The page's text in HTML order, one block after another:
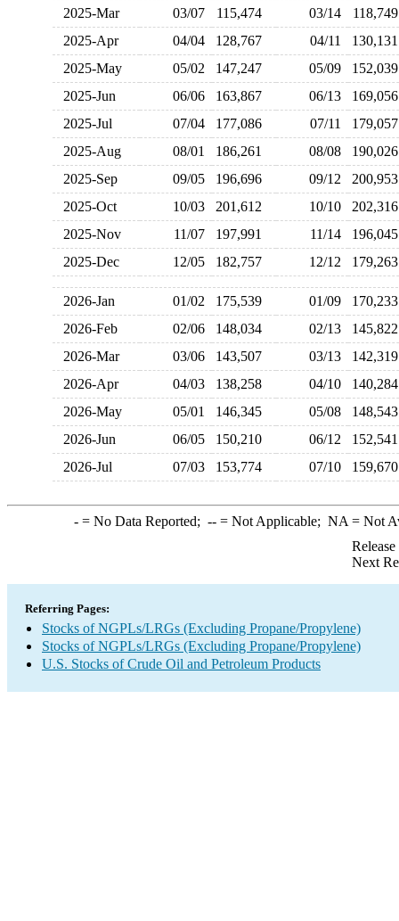
2025-Mar
03/07 115,474 03/14
2025-Apr
04/04 128,767 04/11
2025-May
05/02 147,247 05/09
2025-Jun
06/06 163,867 06/13
2025-Jul
07/04 177,086 07/11
2025-Aug
08/01 186,261 08/08
2025-Sep
09/05 196,696 09/12
2025-Oct
10/03 201,612 10/10
2025-Nov
11/07 197,991 11/14
2025-Dec
12/05 182,757 12/12
2026-Jan 01/02 175,539 01/09
2026-Feb
02/06 148,034 02/13
2026-Mar
03/06 143,507 03/13
2026-Apr
04/03 138,258 04/10
2026-May
05/01 146,345 05/08
2026-Jun
06/05 150,210 06/12
2026-Jul
07/03 153,774 07/10
-= No Data Reported; --= Not Applicable; NA = Not
Next
Referring Pages:
Stocks of NGPLs/LRGs (Excluding Propane/Propylene)
Stocks of NGPLs/LRGs (Excluding Propane/Propylene)
U.S. Stocks of Crude Oil and Petroleum Products